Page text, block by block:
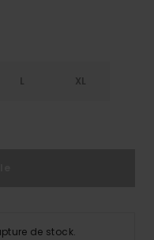
L XL
de stock.